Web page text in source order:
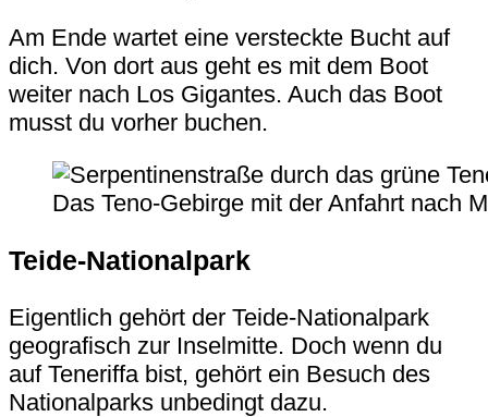
Am Ende wartet eine versteckte Bucht auf
dich. Von dort aus geht es mit dem Boot
weiter nach Los Gigantes. Auch das Boot
musst du vorher buchen.
Das Teno-Gebirge mit der Anfahrt nach
Teide-Nationalpark
Eigentlich gehört der Teide-Nationalpark
geografisch zur Inselmitte. Doch wenn du
auf Teneriffa bist, gehört ein Besuch des
Nationalparks unbedingt dazu.